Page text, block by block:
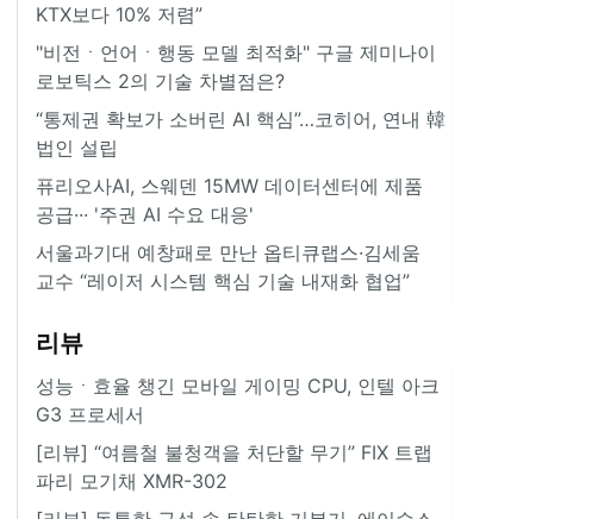
KTX보다 10% 저렴”
"비전ㆍ언어ㆍ행동 모델 최적화" 구글 제미나이
로보틱스 2의 기술 차별점은?
“통제권 확보가 소버린 AI 핵심”…코히어, 연내 韓
법인 설립
퓨리오사AI, 스웨덴 15MW 데이터센터에 제품
공급··· '주권 AI 수요 대응'
서울과기대 예창패로 만난 옵티큐랩스·김세움
교수 “레이저 시스템 핵심 기술 내재화 협업”
리뷰
성능ㆍ효율 챙긴 모바일 게이밍 CPU, 인텔 아크
G3 프로세서
[리뷰] “여름철 불청객을 처단할 무기” FIX 트랩
파리 모기채 XMR-302